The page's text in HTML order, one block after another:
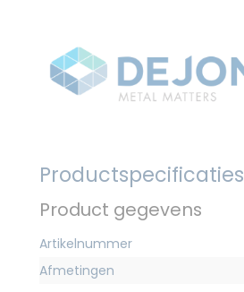
Productspecificaties
Product gegevens
Artikelnummer
Afmetingen